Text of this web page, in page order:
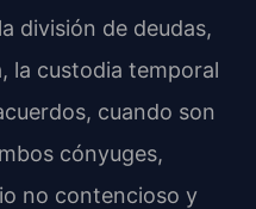
división de deudas,
la custodia temporal
cuando son
cónyuges,
no contencioso y